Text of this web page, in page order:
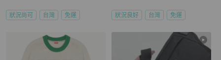
狀況尚可 台灣 免運 狀況良好 台灣 免運